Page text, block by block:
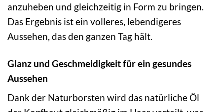
anzuheben und gleichzeitig in Form zu bringen.
Das Ergebnis ist ein volleres, lebendigeres
Aussehen, das den ganzen Tag hält.
Glanz und Geschmeidigkeit für ein gesundes
Aussehen
Dank der Naturborsten wird das natürliche Öl